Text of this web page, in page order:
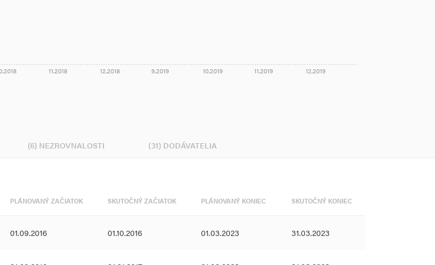
11.2018 12.2018 9.2019 10.2019 11.2019 12.2019
(6) NEZROVNALOSTI (31) DODÁVATELIA
PLÁNOVANÝ ZAČIATOK SKUTOČNÝ ZAČIATOK PLÁNOVANÝ KONIEC SKUTOČNÝ KONIEC
01.09.2016 01.10.2016 01.03.2023 31.03.2023